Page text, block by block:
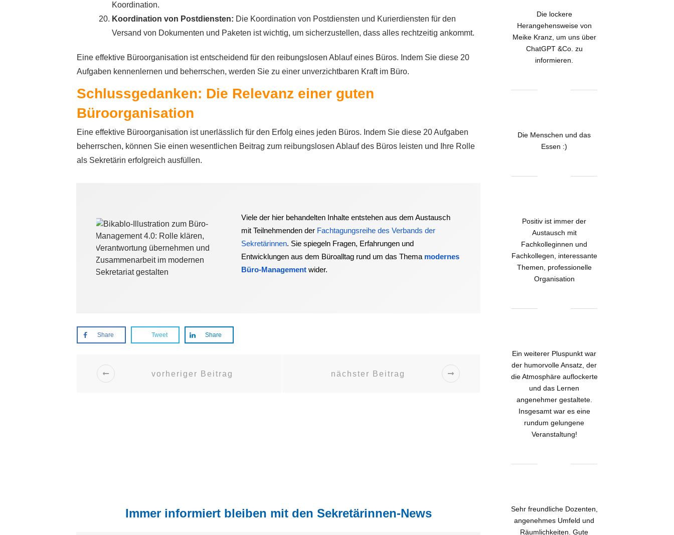
Koordination.
Koordination von Postdiensten: Die Koordination von Postdiensten und Kurierdiensten für den
Versand von Dokumenten und Paketen ist wichtig, um sicherzustellen, dass alles rechtzeitig ankommt.
Eine effektive Büroorganisation ist entscheidend für den reibungslosen Ablauf eines Büros. Indem Sie diese 20
Aufgaben kennenlernen und beherrschen, werden Sie zu einer unverzichtbaren Kraft im Büro.
Schlussgedanken: Die Relevanz einer guten
Büroorganisation
Eine effektive Büroorganisation ist unerlässlich für den Erfolg eines jeden Büros. Indem Sie diese 20 Aufgaben
beherrschen, können Sie einen wesentlichen Beitrag zum reibungslosen Ablauf des Büros leisten und Ihre Rolle
als Sekretärin erfolgreich ausfüllen.
Viele der hier behandelten Inhalte entstehen aus dem Austausch
mit Teilnehmenden der Fachtagungsreihe des Verbands der
Sekretärinnen. Sie spiegeln Fragen, Erfahrungen und
Entwicklungen aus dem Büroalltag rund um das Thema modernes
Büro-Management wider.
Share Tweet Share
vorheriger Beitrag nächster Beitrag
Immer informiert bleiben mit den Sekretärinnen-News
Die lockere
Herangehensweise von
Meike Kranz, um uns über
ChatGPT &Co. zu
informieren.
Die Menschen und das
Essen :)
Positiv ist immer der
Austausch mit
Fachkolleginnen und
Fachkollegen, interessante
Themen, professionelle
Organisation
Ein weiterer Pluspunkt war
der humorvolle Ansatz, der
die Atmosphäre auflockerte
und das Lernen
angenehmer gestaltete.
Insgesamt war es eine
rundum gelungene
Veranstaltung!
Sehr freundliche Dozenten,
angenehmes Umfeld und
Räumlichkeiten. Gute